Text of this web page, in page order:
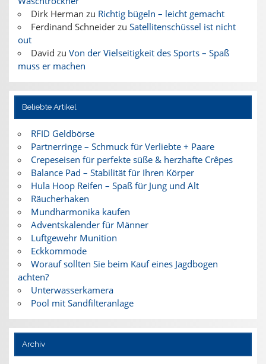
Dirk Herman zu Richtig bügeln – leicht gemacht
Ferdinand Schneiderzu Satellitenschüssel ist nicht
out
David zu Von der Vielseitigkeit des Sports – Spaß
muss er machen
Beliebte Artikel
RFID Geldbörse
Partnerringe – Schmuck für Verliebte + Paare
Crepeseisen für perfekte süße & herzhafte Crêpes
Balance Pad – Stabilität für Ihren Körper
Hula Hoop Reifen – Spaß für Jung und Alt
Räucherhaken
Mundharmonika kaufen
Adventskalender für Männer
Luftgewehr Munition
Eckkommode
Worauf sollten Sie beim Kauf eines Jagdbogen
achten?
Unterwasserkamera
Pool mit Sandfilteranlage
Archiv